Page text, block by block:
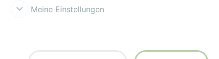
Meine Einstellungen